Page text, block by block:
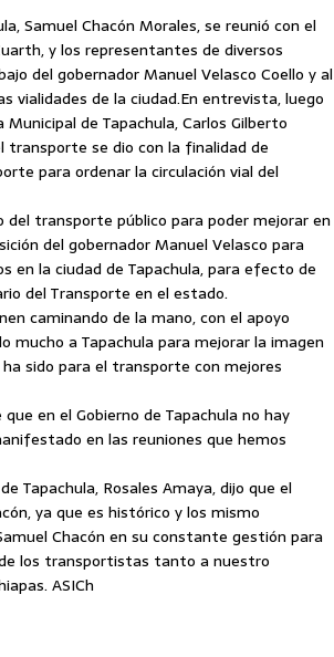
Samuel Chacón Morales, se reunió con el
y los representantes de diversos
del gobernador Manuel Velasco Coello y al
vialidades de la ciudad.En entrevista, luego
de Tapachula, Carlos Gilberto
transporte se dio con la finalidad de
para ordenar la circulación vial del
del transporte público para poder mejorar en
del gobernador Manuel Velasco para
en la ciudad de Tapachula, para efecto de
del Transporte en el estado.
caminando de la mano, con el apoyo
mucho a Tapachula para mejorar la imagen
sido para el transporte con mejores
en el Gobierno de Tapachula no hay
en las reuniones que hemos
Tapachula, Rosales Amaya, dijo que el
ya que es histórico y los mismo
Chacón en su constante gestión para
los transportistas tanto a nuestro
ASICh